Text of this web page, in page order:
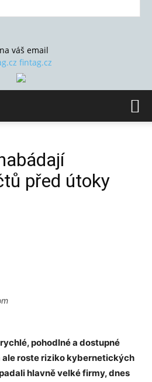
váš email
fintag.cz
před útoky
pohodlné a dostupné
ale roste riziko kybernetických
hlavně velké firmy, dnes